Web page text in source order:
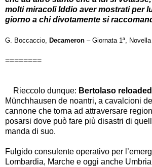
molti miracoli Iddio aver mostrati per
giorno a chi divotamente si
G. Boccaccio, Decameron – Giornata 1ª, Novella
========
Rieccolo dunque: Bertolaso reloaded
Münchhausen de noantri, a cavalcioni
cannone che torna ad attraversare
posarsi dove può fare più disastri di
manda di suo.
Fulgido consulente operativo per
Lombardia, Marche e oggi anche